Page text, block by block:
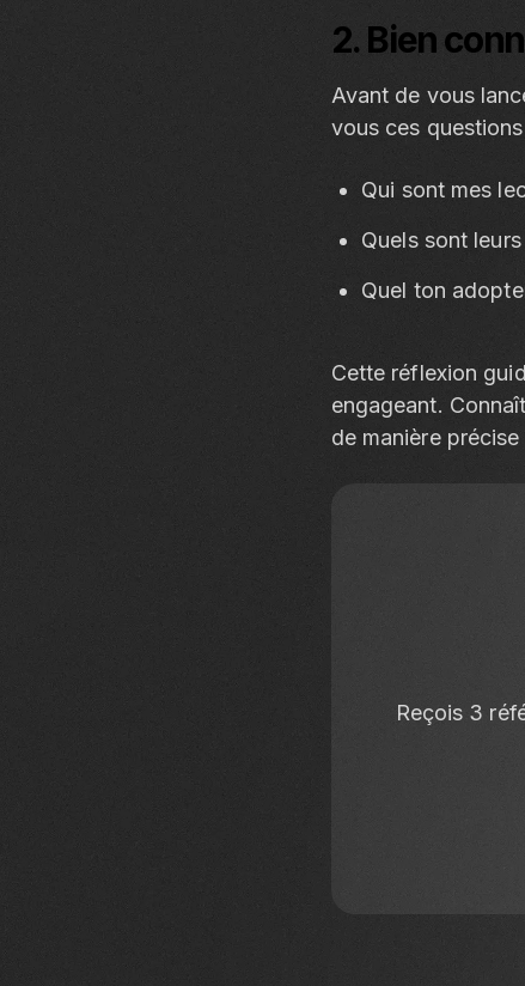
2. Bien
Avant de vous
vous ces
Qui sont mes
Quels sont
Quel ton
Cette réflexion
engageant.
de manière
Reçois 3